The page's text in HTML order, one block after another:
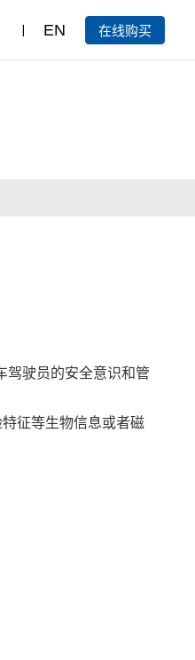
EN 在线购买
驾驶员的安全意识和管
征等生物信息或者磁